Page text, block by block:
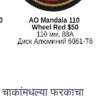
फरकाचा